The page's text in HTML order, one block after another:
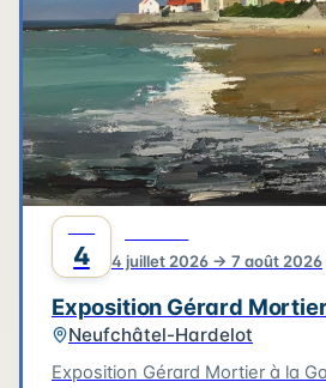
2
2
6
2
2
Leaflet|©
4 4 juillet 2026 → 7 août 2026
Exposition Gérard
Neufchâtel-Hardelot
Exposition Gérard Mortier à la